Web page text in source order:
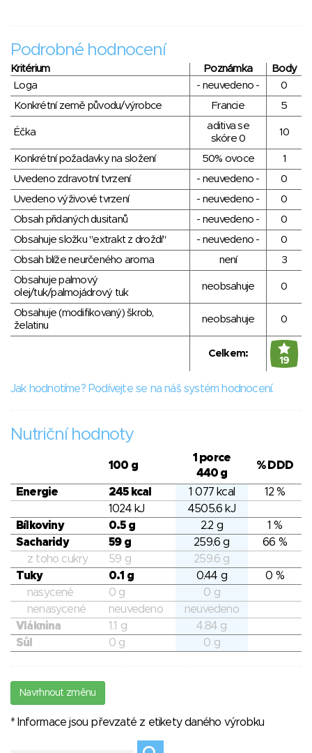
Podrobné hodnocení
Kritérium Poznámka
Body
Loga
- neuvedeno -
0
Konkrétní země původu/výrobce
Francie 5
Éčka
aditiva se
skóre 0
10
Konkrétní požadavky na složení 50% ovoce
1
Uvedeno zdravotní tvrzení
- neuvedeno -
0
Uvedeno výživové tvrzení
- neuvedeno -
0
Obsah přidaných dusitanů
- neuvedeno -
0
Obsahuje složku "extrakt z droždí"
- neuvedeno -
0
Obsah blíže neurčeného aroma
není
3
Obsahuje palmový
olej/tuk/palmojádrový tuk
neobsahuje 0
Obsahuje (modifikovaný) škrob,
želatinu
neobsahuje 0
Celkem:
19
Jak hodnotíme? Podívejte se na náš systém hodnocení.
Nutriční hodnoty
100 g
1 porce
440 g
% DDD
Energie 245 kcal 1 077 kcal
12 %
1024 kJ
4505.6 kJ
Bílkoviny
0.5 g 2.2 g
1 %
Sacharidy
59 g 259.6 g
66 %
z toho cukry
59 g
259.6 g
Tuky
0.1 g 0.44 g
0 %
nasycené
0 g
0 g
nenasycené
neuvedeno
neuvedeno
Vláknina
1.1 g
4.84 g
Sůl
0 g 0 g
Navrhnout změnu
* Informace jsou převzaté z etikety daného výrobku